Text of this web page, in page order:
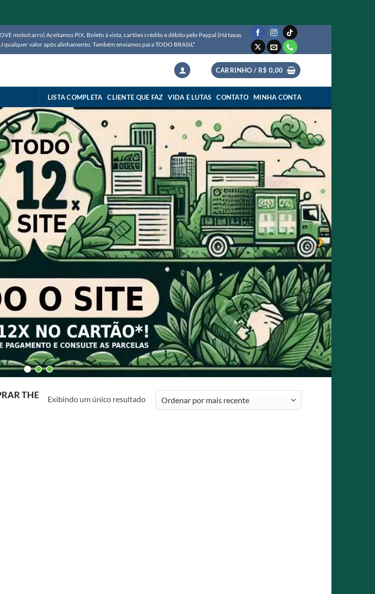
moto/carro) Aceitamos PIX, Boleto à vista, cartões crédito e débito pelo Paypal (Há taxas
valor após alinhamento. Também enviamos para TODO BRASIL*
CARRINHO / R$ 0,00
LISTA COMPLETA CLIENTE QUE FAZ VIDA E LUTAS CONTATO MINHA CONTA
THE
Exibindo um único resultado